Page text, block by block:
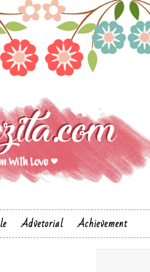
Advetorial Achievement